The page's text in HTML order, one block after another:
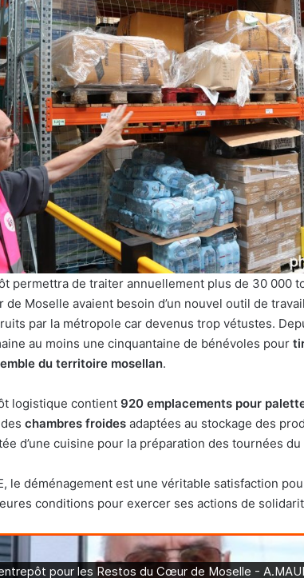
permettra de traiter annuellement plus de 30 000
Moselle avaient besoin d’un nouvel outil de
par la métropole car devenus trop vétustes.
au moins une cinquantaine de bénévoles pour
du territoire mosellan.
logistique contient 920 emplacements pour
chambres froides adaptées au stockage des
d’une cuisine pour la préparation des tournées
le déménagement est une véritable satisfaction
conditions pour exercer ses actions de
:
J-
1
avant
le
cinéma
plein
air
au
Plan
d’Eau
4 août 2026
Metz : J-1 avant le cinéma plein
air au Plan d’Eau
7